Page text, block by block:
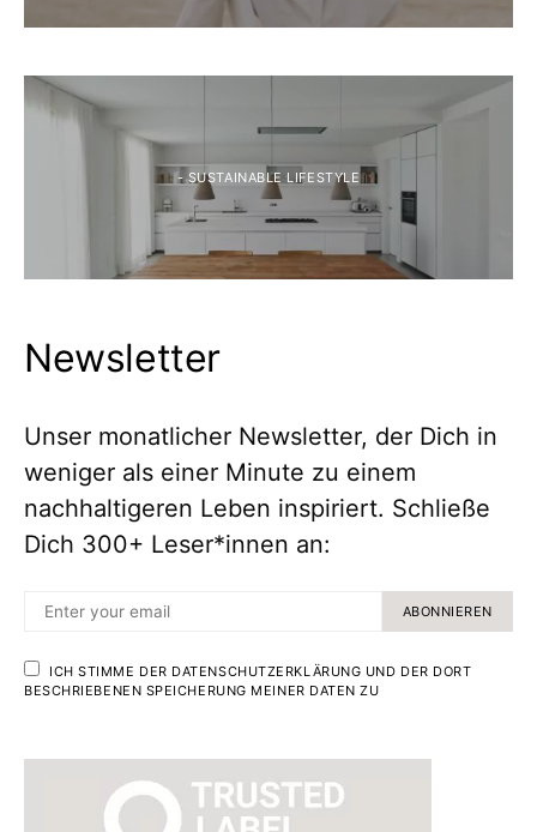
- SUSTAINABLE LIFESTYLE
Newsletter
Unser monatlicher Newsletter, der Dich in
weniger als einer Minute zu einem
nachhaltigeren Leben inspiriert. Schließe
Dich 300+ Leser*innen an:
ABONNIEREN
ICH STIMME DER DATENSCHUTZERKLÄRUNG UND DER DORT
BESCHRIEBENEN SPEICHERUNG MEINER DATEN ZU